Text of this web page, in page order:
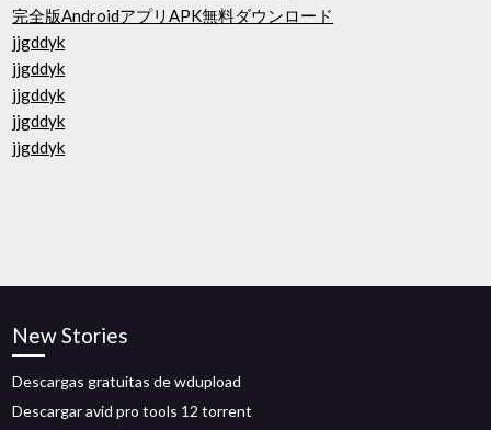
完全版AndroidアプリAPK無料ダウンロード
jjgddyk
jjgddyk
jjgddyk
jjgddyk
jjgddyk
New Stories
Descargas gratuitas de wdupload
Descargar avid pro tools 12 torrent